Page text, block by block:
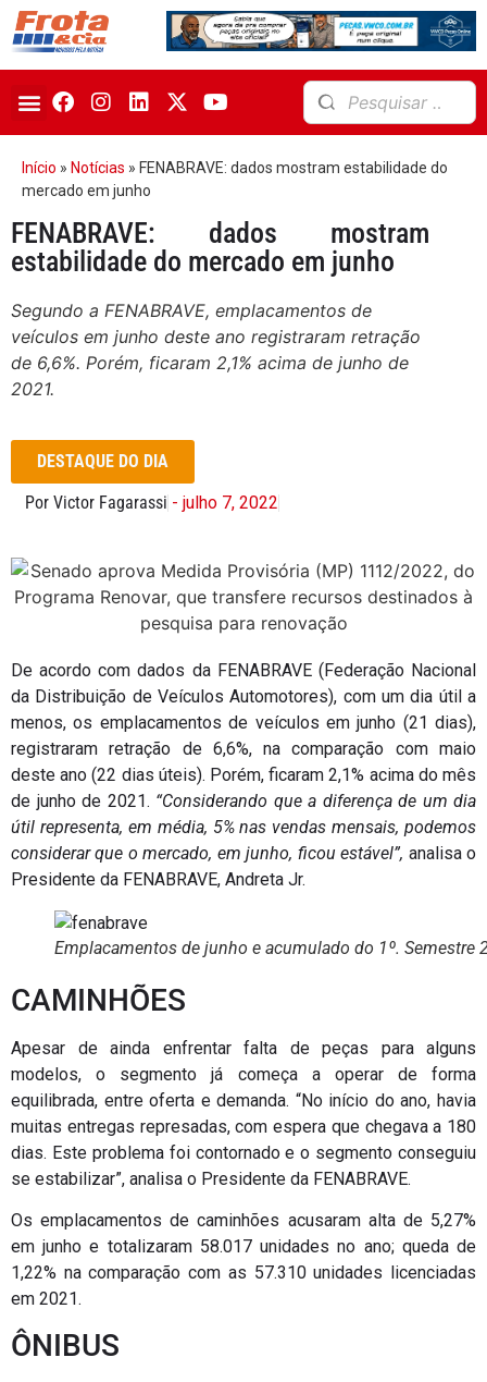
Início » Notícias » FENABRAVE: dados mostram estabilidade do
mercado em junho
FENABRAVE: dados mostram
estabilidade do mercado em junho
Segundo a FENABRAVE, emplacamentos de
veículos em junho deste ano registraram retração
de 6,6%. Porém, ficaram 2,1% acima de junho de
2021.
DESTAQUE DO DIA
Por Victor Fagarassi - julho 7, 2022
De acordo com dados da FENABRAVE (Federação Nacional
da Distribuição de Veículos Automotores), com um dia útil a
menos, os emplacamentos de veículos em junho (21 dias),
registraram retração de 6,6%, na comparação com maio
deste ano (22 dias úteis). Porém, ficaram 2,1% acima do mês
de junho de 2021. “Considerando que a diferença de um dia
útil representa, em média, 5% nas vendas mensais, podemos
considerar que o mercado, em junho, ficou estável”, analisa o
Presidente da FENABRAVE, Andreta Jr.
Emplacamentos de junho e acumulado do 1º. Semestre
CAMINHÕES
Apesar de ainda enfrentar falta de peças para alguns
modelos, o segmento já começa a operar de forma
equilibrada, entre oferta e demanda. “No início do ano, havia
muitas entregas represadas, com espera que chegava a 180
dias. Este problema foi contornado e o segmento conseguiu
se estabilizar”, analisa o Presidente da FENABRAVE.
Os emplacamentos de caminhões acusaram alta de 5,27%
em junho e totalizaram 58.017 unidades no ano; queda de
1,22% na comparação com as 57.310 unidades licenciadas
em 2021.
ÔNIBUS